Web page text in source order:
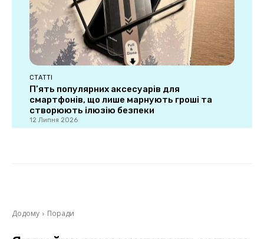
СТАТТІ
П’ять популярних аксесуарів для
смартфонів, що лише марнують гроші та
створюють ілюзію безпеки
12 Липня 2026